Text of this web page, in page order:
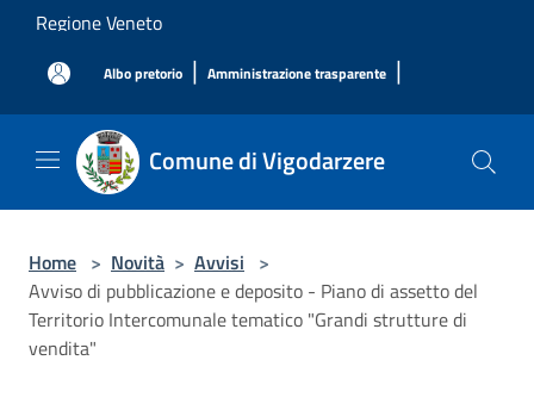
Salta al contenuto principale
Regione Veneto
Albo pretorio | Amministrazione trasparente |
Comune di Vigodarzere
Home > Novità > Avvisi >
Avviso di pubblicazione e deposito - Piano di assetto del
Territorio Intercomunale tematico "Grandi strutture di
vendita"